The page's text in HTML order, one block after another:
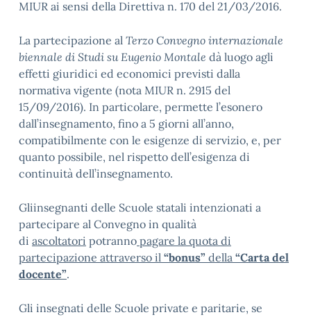
MIUR ai sensi della Direttiva n. 170 del 21/03/2016.
La partecipazione al Terzo Convegno internazionale
biennale di Studi su Eugenio Montale dà luogo agli
effetti giuridici ed economici previsti dalla
normativa vigente (nota MIUR n. 2915 del
15/09/2016). In particolare, permette l’esonero
dall’insegnamento, fino a 5 giorni all’anno,
compatibilmente con le esigenze di servizio, e, per
quanto possibile, nel rispetto dell’esigenza di
continuità dell’insegnamento.
Gliinsegnanti delle Scuole statali intenzionati a
partecipare al Convegno in qualità
di ascoltatori potranno pagare la quota di
partecipazione attraverso il “bonus” della “Carta del
docente”.
Gli insegnati delle Scuole private e paritarie, se